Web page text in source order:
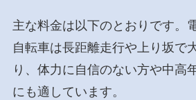
主な料金は以下のとおりです。
自転車は長距離走行や上り坂で
り、体力に自信のない方や中高
にも適しています。